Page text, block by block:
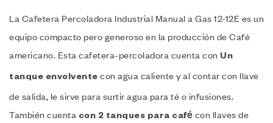
La Cafetera Percoladora Industrial Manual a Gas 12-12E es un
equipo compacto pero generoso en la producción de Café
americano. Esta cafetera-percoladora cuenta con Un
tanque envolvente con agua caliente y al contar con llave
de salida, le sirve para surtir agua para té o infusiones.
También cuenta con 2 tanques para café con llaves de